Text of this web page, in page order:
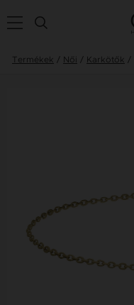
Termékek Női Karkötők